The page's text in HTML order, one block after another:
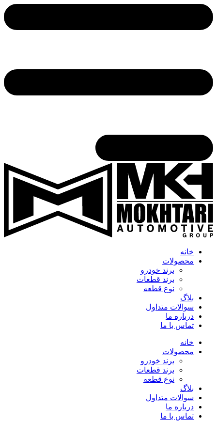
خانه
محصولات
برند خودرو
برند قطعات
نوع قطعه
بلاگ
سوالات متداول
درباره ما
تماس با ما
خانه
محصولات
برند خودرو
برند قطعات
نوع قطعه
بلاگ
سوالات متداول
درباره ما
تماس با ما